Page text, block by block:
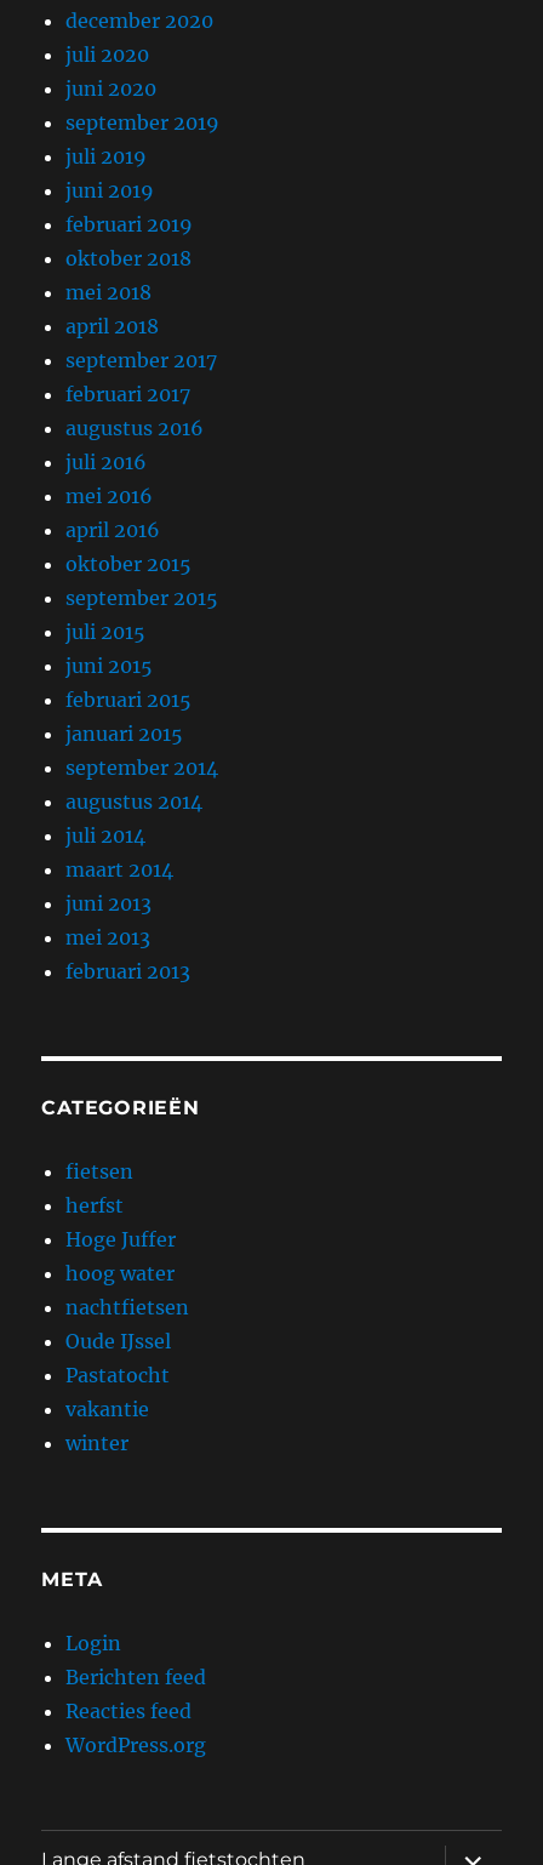
december 2020
juli 2020
juni 2020
september 2019
juli 2019
juni 2019
februari 2019
oktober 2018
mei 2018
april 2018
september 2017
februari 2017
augustus 2016
juli 2016
mei 2016
april 2016
oktober 2015
september 2015
juli 2015
juni 2015
februari 2015
januari 2015
september 2014
augustus 2014
juli 2014
maart 2014
juni 2013
mei 2013
februari 2013
CATEGORIEËN
fietsen
herfst
Hoge Juffer
hoog water
nachtfietsen
Oude IJssel
Pastatocht
vakantie
winter
META
Login
Berichten feed
Reacties feed
WordPress.org
Lange afstand fietstochten